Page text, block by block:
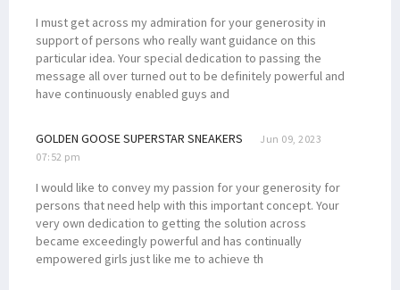
I must get across my admiration for your generosity in
support of persons who really want guidance on this
particular idea. Your special dedication to passing the
message all over turned out to be definitely powerful and
have continuously enabled guys and
GOLDEN GOOSE SUPERSTAR SNEAKERS
Jun 09, 2023
07:52 pm
I would like to convey my passion for your generosity for
persons that need help with this important concept. Your
very own dedication to getting the solution across
became exceedingly powerful and has continually
empowered girls just like me to achieve th